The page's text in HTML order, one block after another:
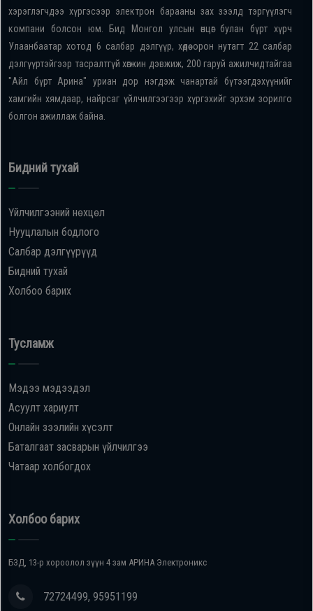
хэрэглэгчдээ хүргэсээр электрон барааны зах зээлд тэргүүлэгч
компани болсон юм. Бид Монгол улсын өнцөг булан бүрт хүрч
Улаанбаатар хотод 6 салбар дэлгүүр, хөдөө орон нутагт 22 салбар
дэлгүүртэйгээр тасралтгүй хөгжин дэвжиж, 200 гаруй ажилчидтайгаа
"Айл бүрт Арина" уриан дор нэгдэж чанартай бүтээгдэхүүнийг
хамгийн хямдаар, найрсаг үйлчилгээгээр хүргэхийг эрхэм зорилго
болгон ажиллаж байна.
Бидний тухай
Үйлчилгээний нөхцөл
Нууцлалын бодлого
Салбар дэлгүүрүүд
Бидний тухай
Холбоо барих
Тусламж
Мэдээ мэдээдэл
Асуулт хариулт
Онлайн зээлийн хүсэлт
Баталгаат засварын үйлчилгээ
Чатаар холбогдох
Холбоо барих
БЗД, 13-р хороолол зүүн 4 зам АРИНА Электроникс
72724499, 95951199